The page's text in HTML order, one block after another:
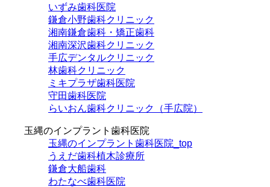
いずみ歯科医院
鎌倉小野歯科クリニック
湘南鎌倉歯科・矯正歯科
湘南深沢歯科クリニック
手広デンタルクリニック
林歯科クリニック
ミキプラザ歯科医院
守田歯科医院
らいおん歯科クリニック（手広院）
玉縄のインプラント歯科医院
玉縄のインプラント歯科医院_top
うえだ歯科植木診療所
鎌倉大船歯科
わたなべ歯科医院